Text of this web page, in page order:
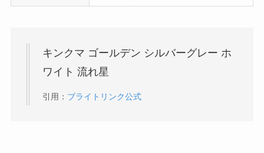
キンクマ ゴールデン シルバーグレー ホ
ワイト 流れ星
引用： ブライトリンク公式